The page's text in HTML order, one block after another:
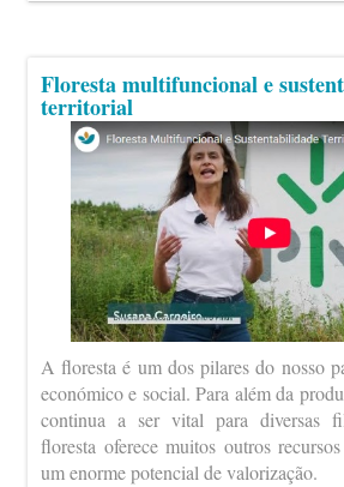
Floresta multifuncional e
territorial
A floresta é um dos pilares do nosso
económico e social. Para além da
continua a ser vital para diversas
floresta oferece muitos outros
um enorme potencial de valorização.